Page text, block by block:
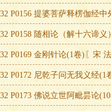
32 P0156 提婆菩萨释楞伽经
32 P0158 随相论（解十六谛
P0169 金刚针论(1卷)〖宋 法
P0172 尼乾子问无我义经(1
P0173 佛说立世阿毗昙论